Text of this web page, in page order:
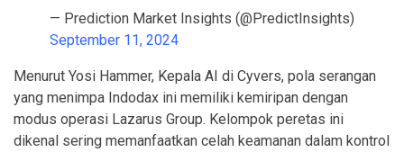
— Prediction Market Insights (@PredictInsights)
September 11, 2024
Menurut Yosi Hammer, Kepala AI di Cyvers, pola serangan
yang menimpa Indodax ini memiliki kemiripan dengan
modus operasi Lazarus Group. Kelompok peretas ini
dikenal sering memanfaatkan celah keamanan dalam kontrol